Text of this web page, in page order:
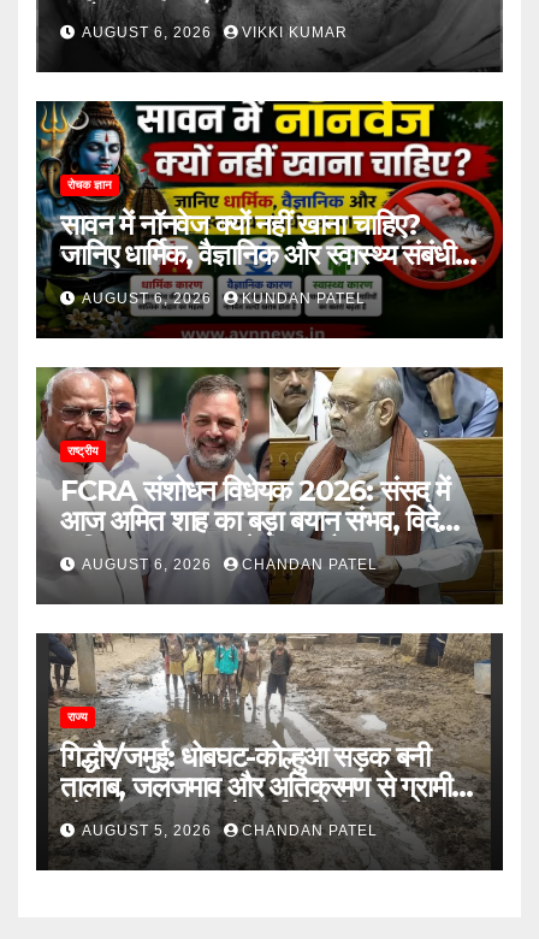
आरोप
AUGUST 6, 2026 VIKKI KUMAR
रोचक ज्ञान
सावन में नॉनवेज क्यों नहीं खाना चाहिए?
जानिए धार्मिक, वैज्ञानिक और स्वास्थ्य संबंधी
कारण..
AUGUST 6, 2026 KUNDAN PATEL
राष्ट्रीय
FCRA संशोधन विधेयक 2026: संसद में
आज अमित शाह का बड़ा बयान संभव, विदेशी
फंडिंग पर सरकार करेगी बड़ा फैसला
AUGUST 6, 2026 CHANDAN PATEL
राज्य
गिद्धौर/जमुई: धोबघट-कोल्हुआ सड़क बनी
तालाब, जलजमाव और अतिक्रमण से ग्रामीण
परेशान, प्रशासन से कार्रवाई की मांग
AUGUST 5, 2026 CHANDAN PATEL